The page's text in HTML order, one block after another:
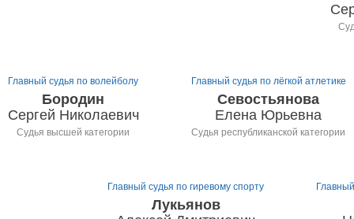
Главный судья по волейболу
Бородин
Сергей Николаевич
Судья высшей категории
Главный судья по лёгкой атлетике
Севостьянова
Елена Юрьевна
Судья республиканской категории
Главный судья по гиревому спорту
Лукьянов